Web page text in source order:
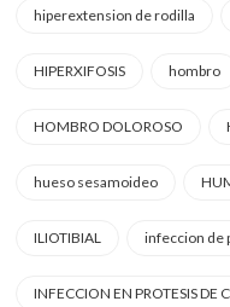
hiperextension de rodilla
HIPERXIFOSIS hombro
HOMBRO DOLOROSO
hueso sesamoideo
ILIOTIBIAL infeccion de
INFECCION EN PROTESIS DE